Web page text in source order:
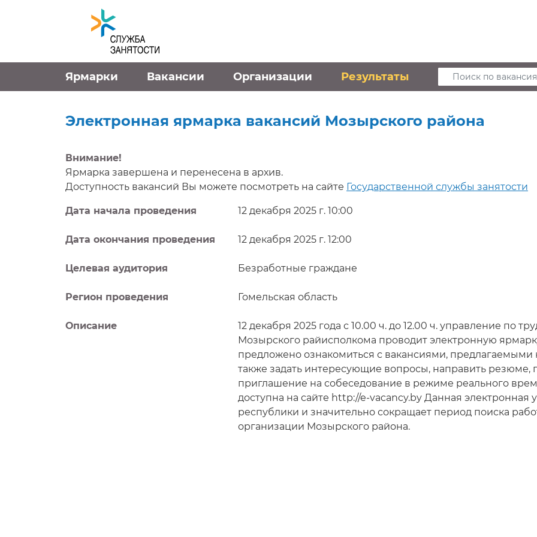
Ярмарки Вакансии Организации Результаты Поиск по
Электронная ярмарка вакансий Мозырского района
Внимание!
Ярмарка завершена и перенесена в архив.
Доступность вакансий Вы можете посмотреть на сайте Государственной службы занятости
Дата начала проведения 12 декабря 2025 г. 10:00
Дата окончания проведения 12 декабря 2025 г. 12:00
Целевая аудитория Безработные граждане
Регион проведения Гомельская область
Описание
12 декабря 2025 года с 10.00 ч. до 12.00 ч. управление по
Мозырского райисполкома проводит электронную
предложено ознакомиться с вакансиями, предлагаемыми
также задать интересующие вопросы, направить резюме,
приглашение на собеседование в режиме реального
доступна на сайте http://e-vacancy.by Данная электронная
республики и значительно сокращает период поиска
организации Мозырского района.